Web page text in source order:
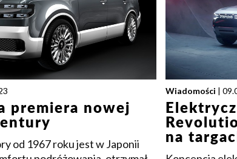
premiera nowej
od 1967 roku jest w Japonii
Wiadomości |
na